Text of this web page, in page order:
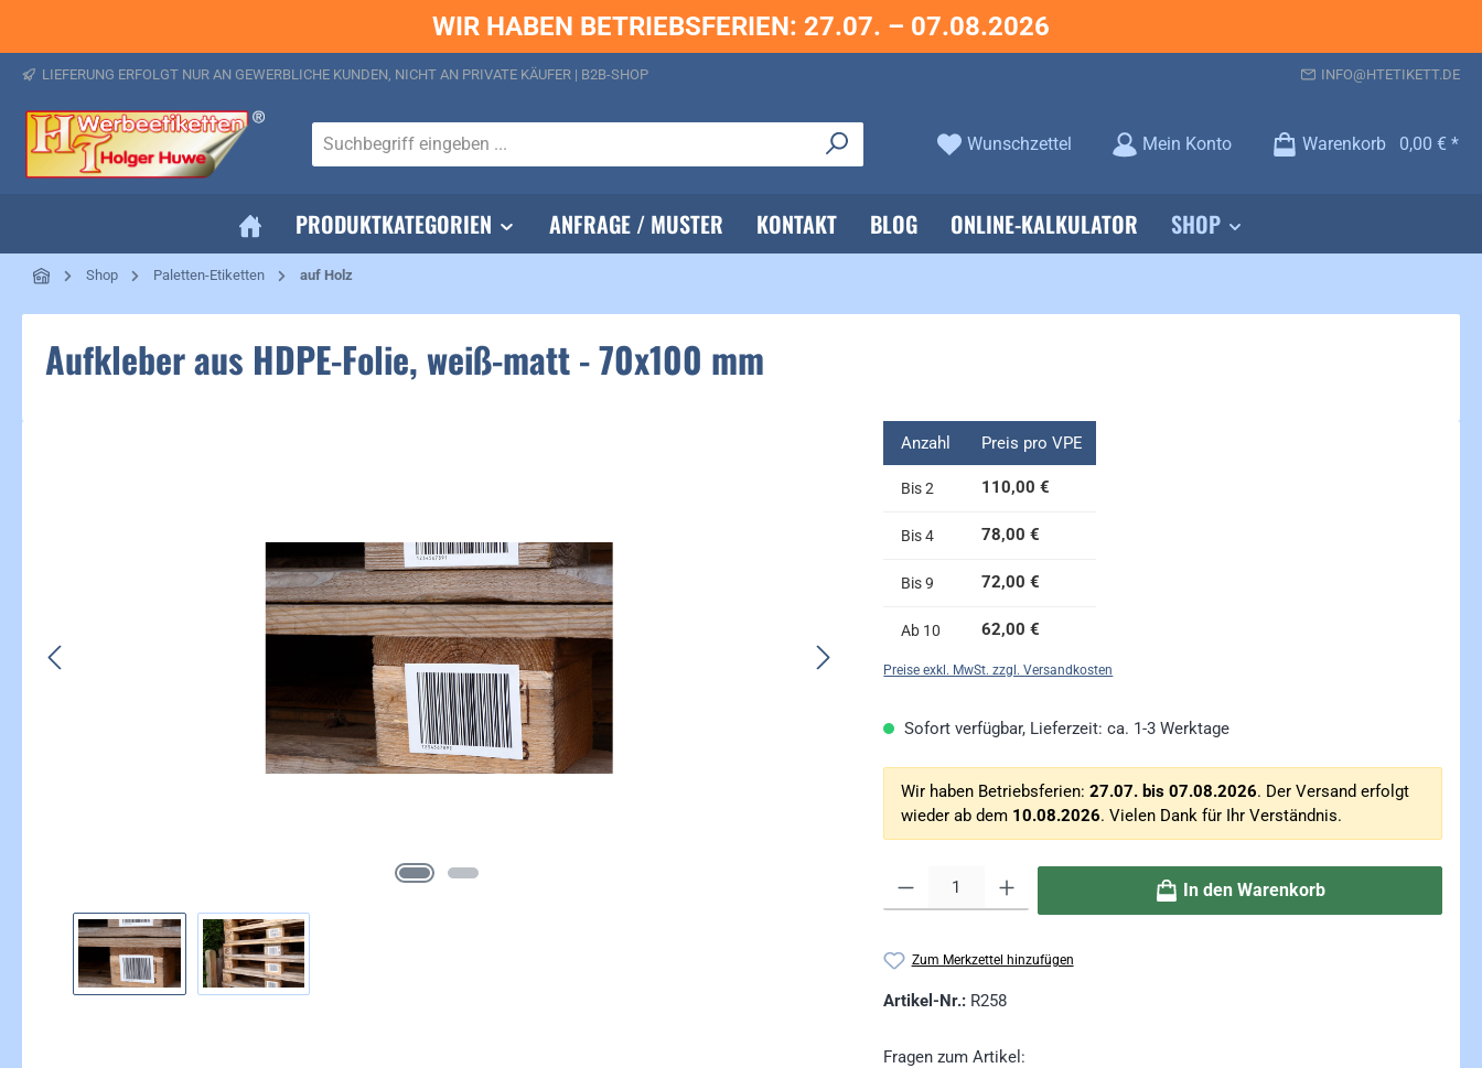
WIR HABEN BETRIEBSFERIEN: 27.07. – 07.08.2026
LIEFERUNG ERFOLGT NUR AN GEWERBLICHE KUNDEN, NICHT AN PRIVATE KÄUFER | B2B-SHOP INFO@HTETIKETT.DE
Wunschzettel Du hast 0 Produkte auf dem Merkzettel
Mein Konto Warenkorb 0,00 €
PRODUKTKATEGORIEN ANFRAGE / MUSTER KONTAKT BLOG ONLINE-KALKULATOR SHOP
Shop Paletten-Etiketten auf Holz
Aufkleber aus HDPE-Folie, weiß-matt - 70x100 mm
Anzahl Preis pro VPE
Bis2 110,00 €
Bis4 78,00 €
Bis9 72,00 €
Ab 10 62,00 €
Preise exkl. MwSt. zzgl. Versandkosten
Sofort verfügbar, Lieferzeit: ca. 1-3 Werktage
Wir haben Betriebsferien:27.07. bis 07.08.2026. Der Versand erfolgt
wieder ab dem 10.08.2026. Vielen Dank für Ihr Verständnis.
In den Warenkorb
Zum Merkzettel hinzufügen
Artikel-Nr.: R258
Fragen zum Artikel: